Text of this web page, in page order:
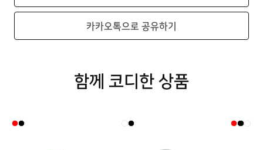
카카오톡으로 공유하기
함께 코디한 상품